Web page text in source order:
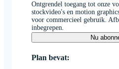
Ontgrendel toegang tot onze
stockvideo's en motion
voor commercieel gebruik.
inbegrepen.
Nu
Plan bevat: